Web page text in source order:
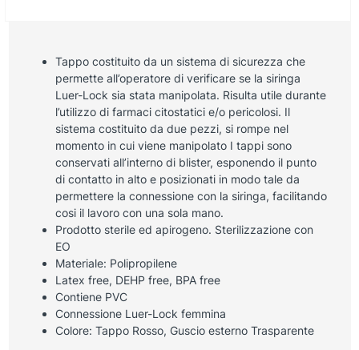
Tappo costituito da un sistema di sicurezza che
permette all’operatore di verificare se la siringa
Luer-Lock sia stata manipolata. Risulta utile durante
l’utilizzo di farmaci citostatici e/o pericolosi. Il
sistema costituito da due pezzi, si rompe nel
momento in cui viene manipolato I tappi sono
conservati all’interno di blister, esponendo il punto
di contatto in alto e posizionati in modo tale da
permettere la connessione con la siringa, facilitando
cosi il lavoro con una sola mano.
Prodotto sterile ed apirogeno. Sterilizzazione con
EO
Materiale: Polipropilene
Latex free, DEHP free, BPA free
Contiene PVC
Connessione Luer-Lock femmina
Colore: Tappo Rosso, Guscio esterno Trasparente